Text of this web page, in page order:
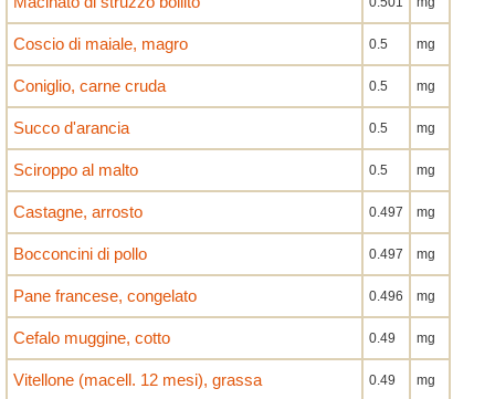
Coscio di maiale, magro 0.5 mg
Coniglio, carne cruda 0.5 mg
Succo d'arancia 0.5 mg
Sciroppo al malto 0.5 mg
Castagne, arrosto 0.497 mg
Bocconcini di pollo 0.497 mg
Pane francese, congelato 0.496 mg
Cefalo muggine, cotto 0.49 mg
Vitellone (macell. 12 mesi), grassa 0.49 mg